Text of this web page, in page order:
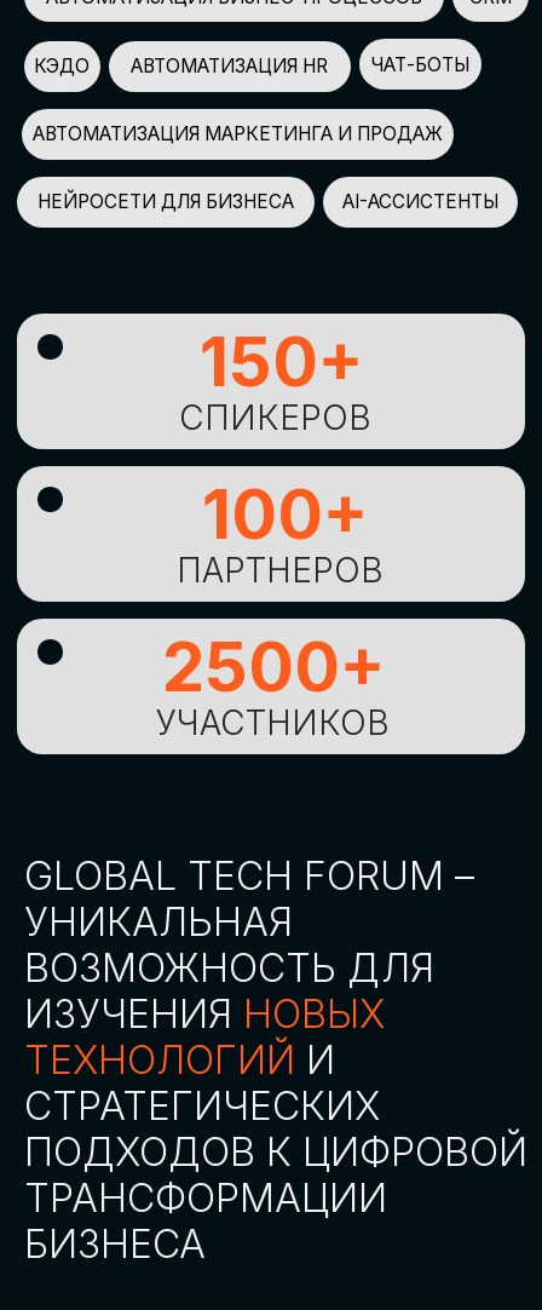
ПАРТНЕРОВ
УЧАСТНИКОВ
2500+
GLOBAL TECH FORUM –
ИЗУЧЕНИЯНОВЫХ
ТЕХНОЛОГИЙИ
СТРАТЕГИЧЕСКИХ
ПОДХОДОВ К ЦИФРОВОЙ
ТРАНСФОРМАЦИИ
БИЗНЕСА
ОСТАВИТЬ
ЗАЯВКУ
АККРЕДИТАЦИЯ
СМИ
СКАЧАТЬ ПРОГРАММУ
СТАТЬ СПИКЕРОМ
Оставьте заявку, наши менеджеры
СТАТЬ УЧАСТНИКОМ